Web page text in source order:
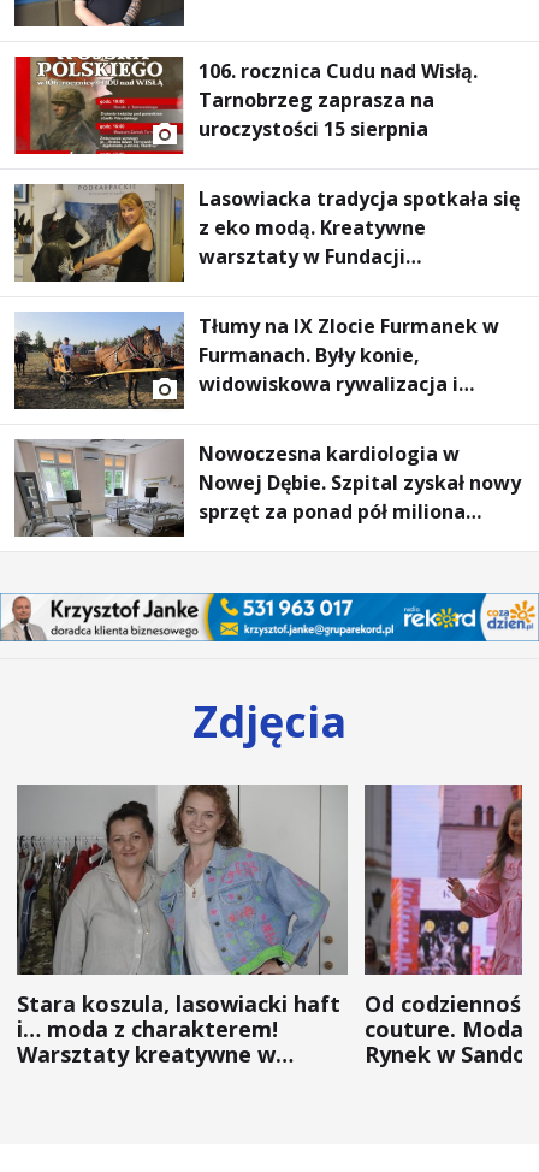
106. rocznica Cudu nad Wisłą.
Tarnobrzeg zaprasza na
uroczystości 15 sierpnia
Lasowiacka tradycja spotkała się
z eko modą. Kreatywne
warsztaty w Fundacji
Tłumy na IX Zlocie Furmanek w
Furmanach. Były konie,
widowiskowa rywalizacja i
Nowoczesna kardiologia w
Nowej Dębie. Szpital zyskał nowy
sprzęt za ponad pół miliona
Zdjęcia
Stara koszula, lasowiacki haft
i… moda z charakterem!
Warsztaty kreatywne w
Od
couture. Moda
Rynek w